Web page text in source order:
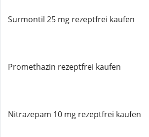
Surmontil 25 mg rezeptfrei kaufen
Promethazin rezeptfrei kaufen
Nitrazepam 10 mg rezeptfrei kaufen